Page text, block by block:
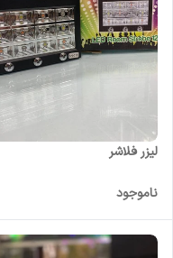
لیزر فلاشر
ناموجود